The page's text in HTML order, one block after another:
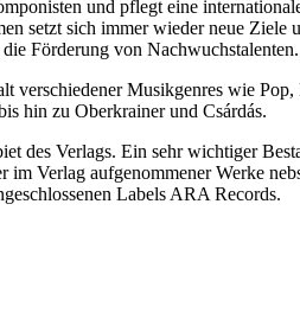
und pflegt eine
setzt sich immer wieder neue Ziele
Förderung von Nachwuchstalenten.
verschiedener Musikgenres wie Pop,
hin zu Oberkrainer und Csárdás.
des Verlags. Ein sehr wichtiger
im Verlag aufgenommener Werke
Labels ARA Records.